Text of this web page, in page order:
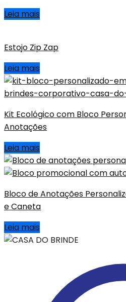
Leia mais
Estojo Zip Zap
Leia mais
Kit Ecológico com Bloco
Anotações
Leia mais
Bloco de Anotações
e Caneta
Leia mais